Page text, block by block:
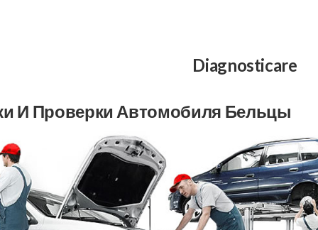
Diagnosticare
И Проверки Автомобиля Бельцы